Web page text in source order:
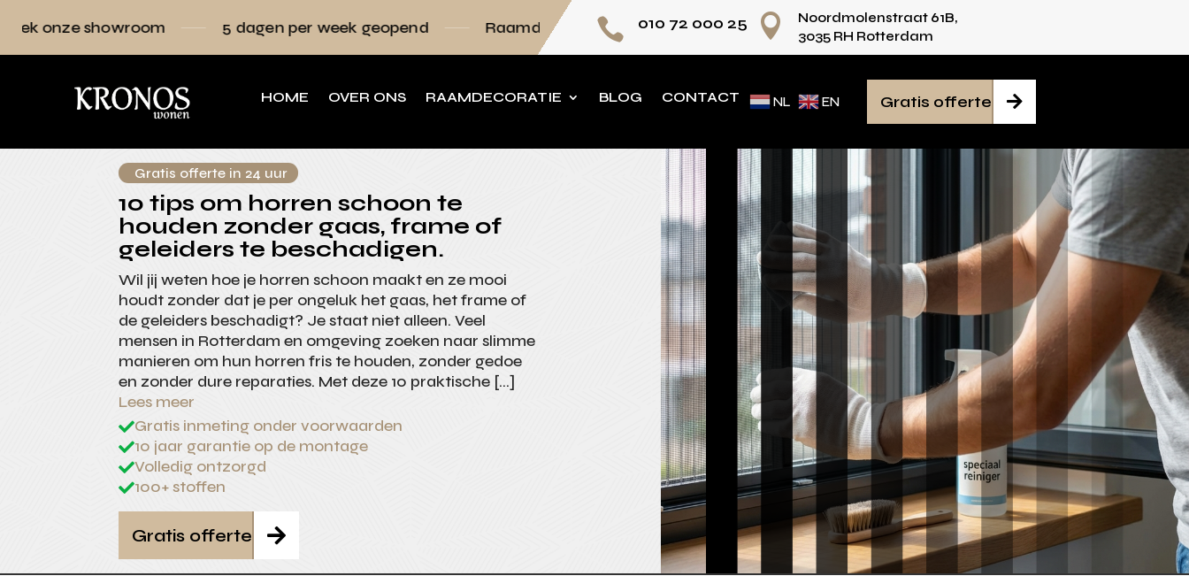
5 dagen per week geopend Raamdecoratie volledig op maat Persoonlijk advies voor iedere ruimte
 010 72 000 25 
Noordmolenstraat 61B,
3035 RH Rotterdam
HOME OVER ONS RAAMDECORATIE BLOG CONTACT NL EN 
Gratis offerte
Gratis offerte in 24 uur
10 tips om horren schoon te
houden zonder gaas, frame of
geleiders te beschadigen.
Wil jij weten hoe je horren schoon maakt en ze mooi
houdt zonder dat je per ongeluk het gaas, het frame of
de geleiders beschadigt? Je staat niet alleen. Veel
mensen in Rotterdam en omgeving zoeken naar slimme
manieren om hun horren fris te houden, zonder gedoe
en zonder dure reparaties. Met deze 10 praktische […]
Lees meer
Gratis inmeting onder voorwaarden
10 jaar garantie op de montage
Volledig ontzorgd
100+ stoffen

Gratis offerte